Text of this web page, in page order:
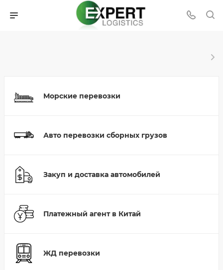
Морские перевозки
Авто перевозки сборных грузов
Закуп и доставка автомобилей
Платежный агент в Китай
ЖД перевозки